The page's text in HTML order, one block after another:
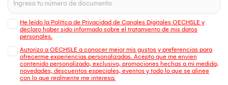
He leído la Política de Privacidad de Canales Digitales OECHSLE y
declaro haber sido informado sobre el tratamiento de mis datos
personales.
Autorizo a OECHSLE a conocer mejor mis gustos y preferencias para
ofrecerme experiencias personalizadas. Acepto que me envien
contenido personalizado, exclusivo, promociones hechas a mi medida,
novedades, descuentos especiales, eventos y todo lo que se alinee
con lo que realmente me interesa.